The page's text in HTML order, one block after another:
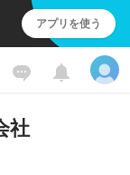
アプリを使う
社